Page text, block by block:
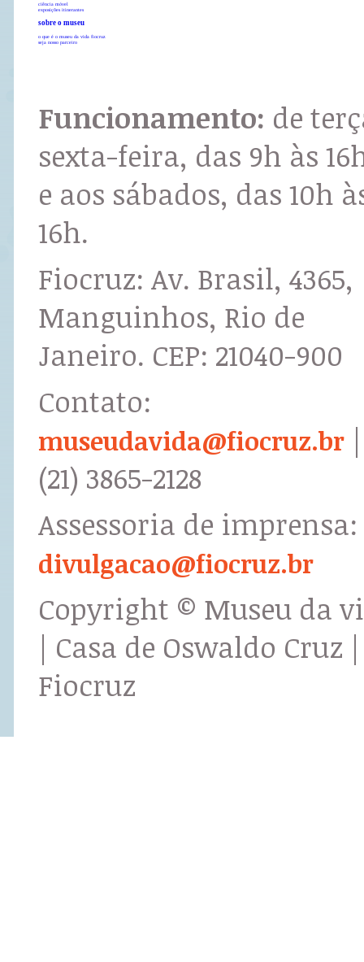
ciência móvel
exposições itinerantes
sobre o museu
o que é o museu da vida fiocruz
seja nosso parceiro
Funcionamento: de
sexta-feira, das 9h às
e aos sábados, das 10h
16h.
Fiocruz: Av. Brasil, 4365,
Manguinhos, Rio de
Janeiro. CEP: 21040-900
Contato:
museudavida@fiocruz.br |
(21) 3865-2128
Assessoria de imprensa:
divulgacao@fiocruz.br
Copyright © Museu da
| Casa de Oswaldo Cruz |
Fiocruz